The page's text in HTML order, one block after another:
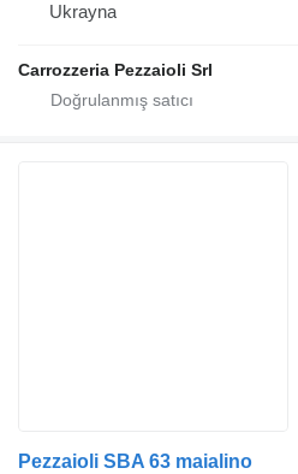
Ukrayna
Carrozzeria Pezzaioli Srl
Pezzaioli SBA 63 maialino